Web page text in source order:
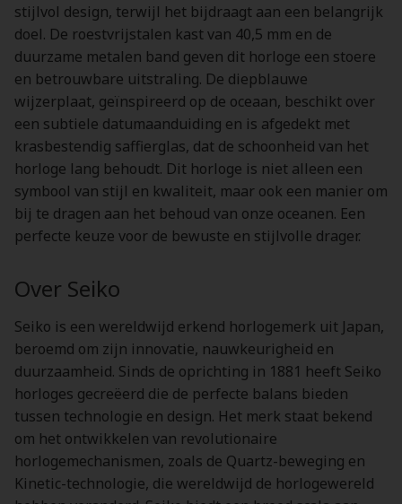
stijlvol design, terwijl het bijdraagt aan een belangrijk
doel. De roestvrijstalen kast van 40,5 mm en de
duurzame metalen band geven dit horloge een stoere
en betrouwbare uitstraling. De diepblauwe
wijzerplaat, geïnspireerd op de oceaan, beschikt over
een subtiele datumaanduiding en is afgedekt met
krasbestendig saffierglas, dat de schoonheid van het
horloge lang behoudt. Dit horloge is niet alleen een
symbool van stijl en kwaliteit, maar ook een manier om
bij te dragen aan het behoud van onze oceanen. Een
perfecte keuze voor de bewuste en stijlvolle drager.
Over Seiko
Seiko is een wereldwijd erkend horlogemerk uit Japan,
beroemd om zijn innovatie, nauwkeurigheid en
duurzaamheid. Sinds de oprichting in 1881 heeft Seiko
horloges gecreëerd die de perfecte balans bieden
tussen technologie en design. Het merk staat bekend
om het ontwikkelen van revolutionaire
horlogemechanismen, zoals de Quartz-beweging en
Kinetic-technologie, die wereldwijd de horlogewereld